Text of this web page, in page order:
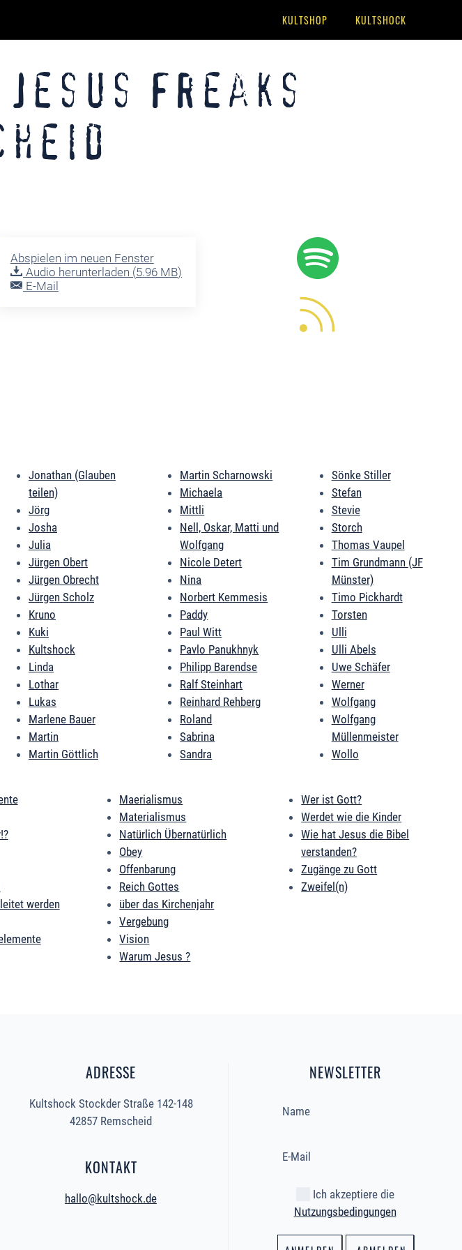
KULTSHOP KULTSHOCK
Freaks
Abspielen im neuen Fenster
Audio herunterladen (5.96 MB)
E-Mail
Jonathan (Glauben
teilen)
Jörg
Josha
Julia
Jürgen Obert
Jürgen Obrecht
Jürgen Scholz
Kruno
Kuki
Kultshock
Linda
Lothar
Lukas
Marlene Bauer
Martin
Martin Göttlich
Martin Scharnowski
Michaela
Mittli
Nell, Oskar, Matti und
Wolfgang
Nicole Detert
Nina
Norbert Kemmesis
Paddy
Paul Witt
Pavlo Panukhnyk
Philipp Barendse
Ralf Steinhart
Reinhard Rehberg
Roland
Sabrina
Sandra
Sönke Stiller
Stefan
Stevie
Storch
Thomas Vaupel
Tim Grundmann (JF
Münster)
Timo Pickhardt
Torsten
Ulli
Ulli Abels
Uwe Schäfer
Werner
Wolfgang
Wolfgang
Müllenmeister
Wollo
werden
Maerialismus
Materialismus
Natürlich Übernatürlich
Obey
Offenbarung
Reich Gottes
über das Kirchenjahr
Vergebung
Vision
Warum Jesus ?
Wer ist Gott?
Werdet wie die Kinder
Wie hat Jesus die Bibel
verstanden?
Zugänge zu Gott
Zweifel(n)
ADRESSE
Kultshock Stockder Straße 142-148
42857 Remscheid
KONTAKT
hallo@kultshock.de
NEWSLETTER
Ich akzeptiere die
Nutzungsbedingungen